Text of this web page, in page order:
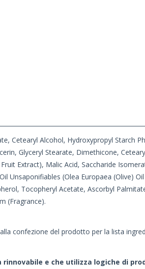
Cetearyl Alcohol, Hydroxypropyl
Glyceryl Stearate, Dimethicone,
Extract), Malic Acid, Saccharide
Unsaponifiables (Olea Europaea (Olive)
Tocopheryl Acetate, Ascorbyl
(Fragrance).
confezione del prodotto per la lista
e che utilizza logiche di